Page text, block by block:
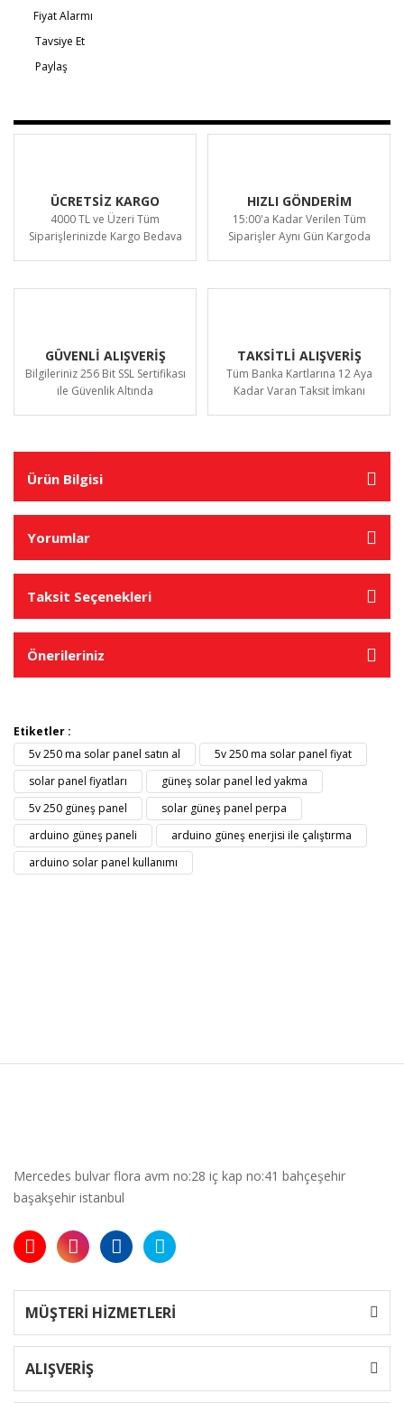
Fiyat Alarmı
Tavsiye Et
Paylaş
ÜCRETSİZ KARGO
4000 TL ve Üzeri Tüm
Siparişlerinizde Kargo Bedava
HIZLI GÖNDERİM
15:00'a Kadar Verilen Tüm
Siparişler Aynı Gün Kargoda
GÜVENLİ ALIŞVERİŞ
Bilgileriniz 256 Bit SSL Sertifikası
ile Güvenlik Altında
TAKSİTLİ ALIŞVERİŞ
Tüm Banka Kartlarına 12 Aya
Kadar Varan Taksit İmkanı
Ürün Bilgisi
Yorumlar
Taksit Seçenekleri
Önerileriniz
Etiketler :
5v 250 ma solar panel satın al
5v 250 ma solar panel fiyat
solar panel fiyatları
güneş solar panel led yakma
5v 250 güneş panel
solar güneş panel perpa
arduino güneş paneli
arduino güneş enerjisi ile çalıştırma
arduino solar panel kullanımı
Mercedes bulvar flora avm no:28 iç kap no:41 bahçeşehir
başakşehir istanbul
MÜŞTERİ HİZMETLERİ
ALIŞVERİŞ